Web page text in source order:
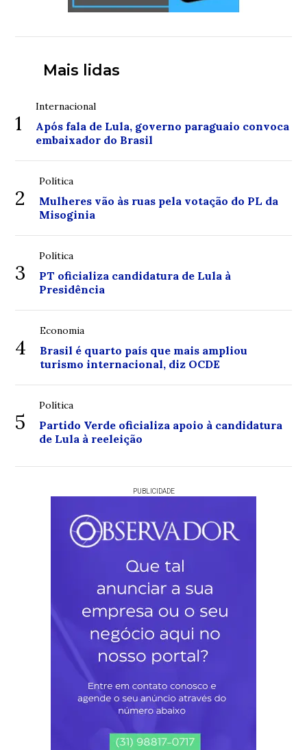
Mais lidas
1
Internacional
Após fala de Lula, governo paraguaio convoca
embaixador do Brasil
2
Política
Mulheres vão às ruas pela votação do PL da
Misoginia
3
Política
PT oficializa candidatura de Lula à
Presidência
4
Economia
Brasil é quarto país que mais ampliou
turismo internacional, diz OCDE
5
Política
Partido Verde oficializa apoio à candidatura
de Lula à reeleição
PUBLICIDADE